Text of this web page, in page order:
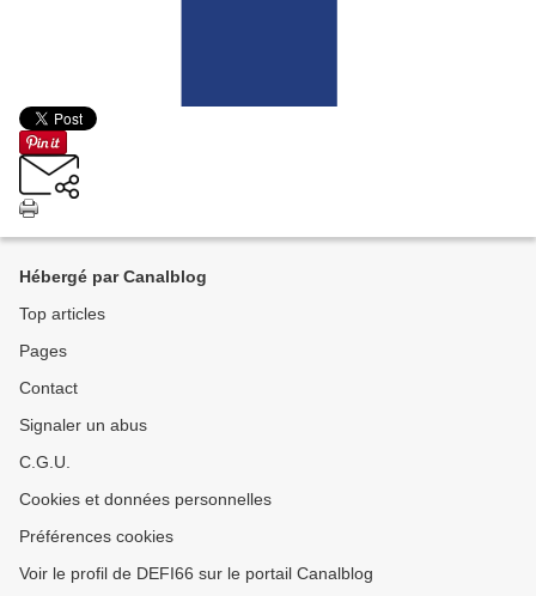
Hébergé par Canalblog
Top articles
Pages
Contact
Signaler un abus
C.G.U.
Cookies et données personnelles
Préférences cookies
Voir le profil de DEFI66 sur le portail Canalblog